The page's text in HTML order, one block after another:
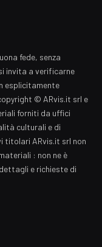
fede, senza
invita a verificarne
esplicitamente
© ARvis.it srl e
forniti da uffici
culturali e di
titolari ARvis.it srl non
: non ne è
e richieste di